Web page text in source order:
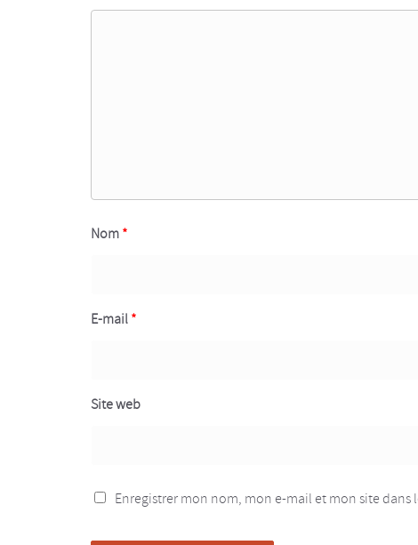
Nom*
E-mail*
Site web
Enregistrer mon nom, mon e-mail et mon site